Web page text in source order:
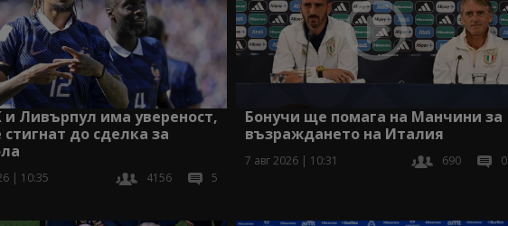
Ливърпул има увереност,
до сделка за
| 10:35 4156 5
Бонучи ще помага на Манчини за
възраждането на Италия
7 авг 2026 | 10:31 690 0